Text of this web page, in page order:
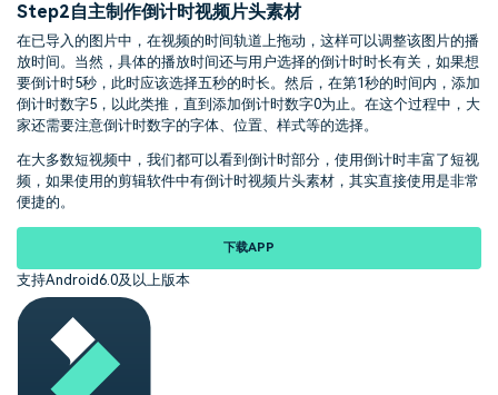
Step2自主制作倒计时视频片头素材
在已导入的图片中，在视频的时间轨道上拖动，这样可以调整该图片的播
放时间。当然，具体的播放时间还与用户选择的倒计时时长有关，如果想
要倒计时5秒，此时应该选择五秒的时长。然后，在第1秒的时间内，添加
倒计时数字5，以此类推，直到添加倒计时数字0为止。在这个过程中，大
家还需要注意倒计时数字的字体、位置、样式等的选择。
在大多数短视频中，我们都可以看到倒计时部分，使用倒计时丰富了短视
频，如果使用的剪辑软件中有倒计时视频片头素材，其实直接使用是非常
便捷的。
下载APP
支持Android6.0及以上版本